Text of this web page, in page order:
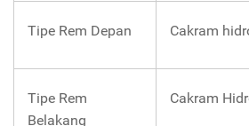
Tipe Rem Depan Cakram
Tipe Rem
Belakang
Cakram